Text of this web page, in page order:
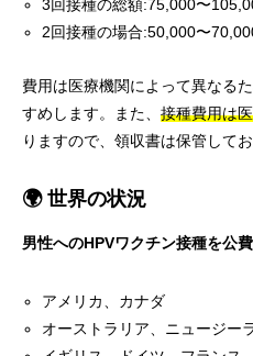
3回接種の総額:75,000〜
2回接種の場合:50,000〜
費用は医療機関によって異なる
すめします。また、 接種費用は
りますので、領収書は保管してお
🌍 世界の状況
男性へのHPVワクチン接種を公
アメリカ、カナダ
オーストラリア、ニュージー